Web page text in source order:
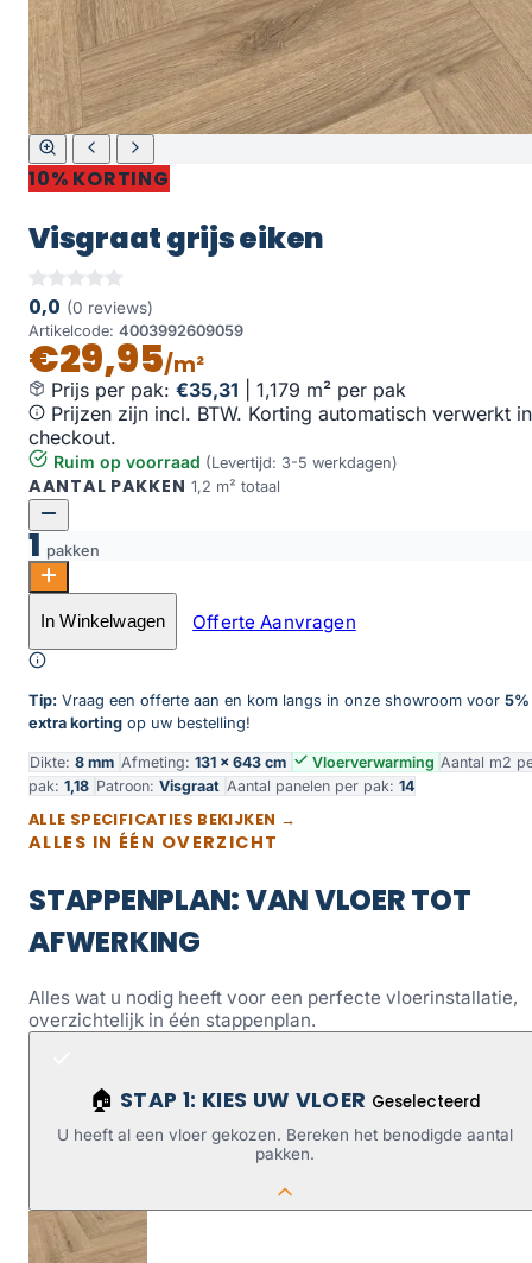
10% KORTING
Visgraat grijs eiken
0,0 (0 reviews)
Artikelcode: 4003992609059
€29,95/m²
Prijs per pak: €35,31
1,179 m² per pak
Prijzen zijn incl. BTW. Korting automatisch verwerkt in
checkout.
Ruim op voorraad (Levertijd: 3-5 werkdagen)
AANTAL PAKKEN 1,2 m² totaal
1 pakken
Visgraat grijs eiken aantal
Toevoegen aan winkelwagen
In Winkelwagen Offerte Aanvragen
Tip: Vraag een offerte aan en kom langs in onze showroom voor 5%
extra korting op uw bestelling!
Dikte: 8 mm Afmeting: 131 × 643 cm Vloerverwarming Aantal m2
pak: 1,18 Patroon: Visgraat Aantal panelen per pak: 14
ALLE SPECIFICATIES BEKIJKEN →
ALLES IN ÉÉN OVERZICHT
STAPPENPLAN: VAN VLOER TOT
AFWERKING
Alles wat u nodig heeft voor een perfecte vloerinstallatie,
overzichtelijk in één stappenplan.
🏠 STAP 1: KIES UW VLOER Geselecteerd
U heeft al een vloer gekozen. Bereken het benodigde aantal
pakken.